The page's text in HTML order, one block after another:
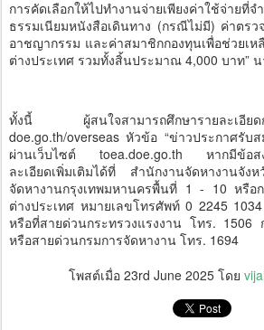
การคัดเลือกให้ไปทำงานจ่ายเพียงค่าใช้จ่ายที่
ธรรมเนียมหนังสือเดินทาง (กรณีไม่มี) ค่าตร
อาชญากรรม และค่าสมาชิกกองทุนเพื่อช่วยเ
ต่างประเทศ รวมทั้งสิ้นประมาณ 4,000 บาท”
ทั้งนี้ ผู้สนใจสามารถศึกษารายละเอียดก
doe.go.th/overseas หัวข้อ “ข่าวประกาศรับ
ผ่านเว็บไซต์ toea.doe.go.th หากมีข้อสง
ละเอียดเพิ่มเติมได้ที่ สำนักงานจัดหางานจั
จัดหางานกรุงเทพมหานครพื้นที่ 1 - 10 หรือก
ต่างประเทศ หมายเลขโทรศัพท์ 0 2245
หรือที่สายด่วนกระทรวงแรงงาน โทร. 1506
หรือสายด่วนกรมการจัดหางาน โทร. 1694
โพสต์เมื่อ 23rd June 2025โดย